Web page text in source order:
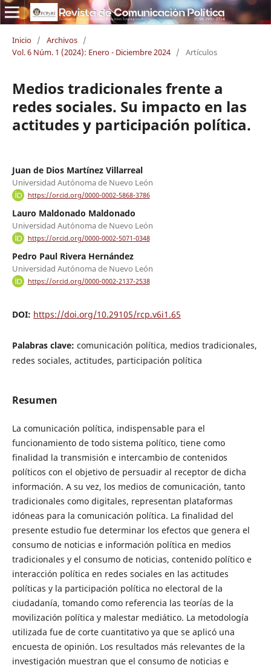
Inicio / Archivos /
Vol. 6 Núm. 1 (2024): Enero - Diciembre 2024 / Artículos
Medios tradicionales frente a
redes sociales. Su impacto en las
actitudes y participación política.
Juan de Dios Martínez Villarreal
Universidad Autónoma de Nuevo León
https://orcid.org/0000-0002-5868-3786
Lauro Maldonado Maldonado
Universidad Autónoma de Nuevo León
https://orcid.org/0000-0002-5071-0348
Pedro Paul Rivera Hernández
Universidad Autónoma de Nuevo León
https://orcid.org/0000-0002-2137-2538
DOI: https://doi.org/10.29105/rcp.v6i1.65
Palabras clave: comunicación política, medios tradicionales,
redes sociales, actitudes, participación política
Resumen
La comunicación política, indispensable para el
funcionamiento de todo sistema político, tiene como
finalidad la transmisión e intercambio de contenidos
políticos con el objetivo de persuadir al receptor de dicha
información. A su vez, los medios de comunicación, tanto
tradicionales como digitales, representan plataformas
idóneas para la comunicación política. La finalidad del
presente estudio fue determinar los efectos que genera el
consumo de noticias e información política en medios
tradicionales y el consumo de noticias, contenido político e
interacción política en redes sociales en las actitudes
políticas y la participación política no electoral de la
ciudadanía, tomando como referencia las teorías de la
movilización política y malestar mediático. La metodología
utilizada fue de corte cuantitativo ya que se aplicó una
encuesta de opinión. Los resultados más relevantes de la
investigación muestran que el consumo de noticias e